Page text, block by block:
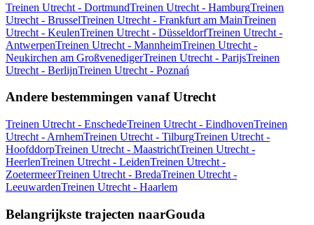
Treinen Utrecht - DortmundTreinen Utrecht - HamburgTreinen
Utrecht - BrusselTreinen Utrecht - Frankfurt am MainTreinen
Utrecht - KeulenTreinen Utrecht - DüsseldorfTreinen Utrecht -
AntwerpenTreinen Utrecht - MannheimTreinen Utrecht -
Neukirchen am GroßvenedigerTreinen Utrecht - ParijsTreinen
Utrecht - BerlijnTreinen Utrecht - Poznań
Andere bestemmingen vanaf Utrecht
Treinen Utrecht - EnschedeTreinen Utrecht - EindhovenTreinen
Utrecht - ArnhemTreinen Utrecht - TilburgTreinen Utrecht -
HoofddorpTreinen Utrecht - MaastrichtTreinen Utrecht -
HeerlenTreinen Utrecht - LeidenTreinen Utrecht -
ZoetermeerTreinen Utrecht - BredaTreinen Utrecht -
LeeuwardenTreinen Utrecht - Haarlem
Belangrijkste trajecten naarGouda